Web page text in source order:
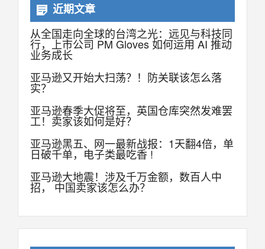
近期文章
从全国走向全球的台湾之光：远见与科技同
行，上市公司 PM Gloves 如何运用 AI 推动
业务成长
亚马逊又开始大扫荡？！防关联该怎么落
实？
亚马逊春季大促将至，英国仓库突然发难罢
工！卖家该如何是好？
亚马逊黑五、网一最新战报：1天翻4倍，单
日破千单，电子类最吃香 !
亚马逊大地震！涉及千万金额，数百人中
招， 中国卖家该怎么办？